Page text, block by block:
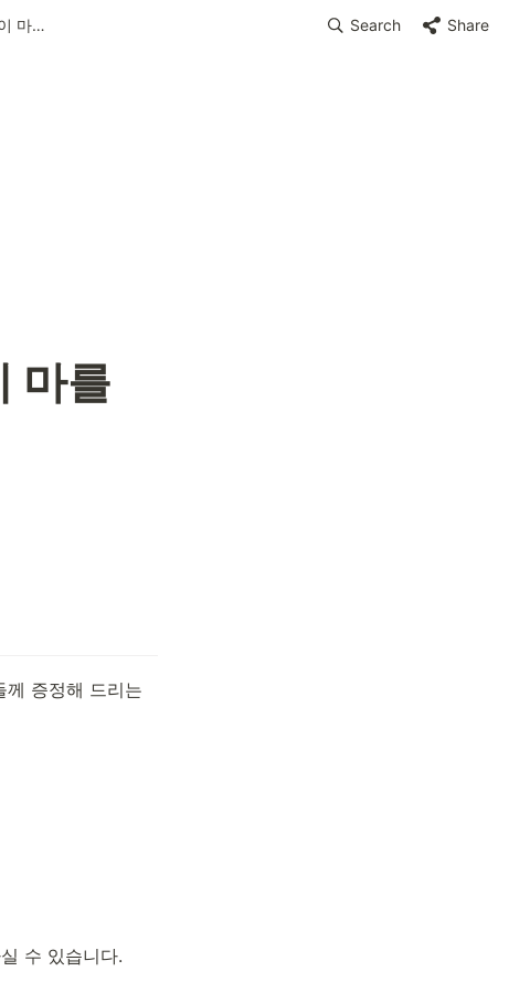
못나니즈 이모티콘 지급 - 눈물이 마를 날 없는 큐 Search Share
마를
증정해 드리는
수 있습니다.